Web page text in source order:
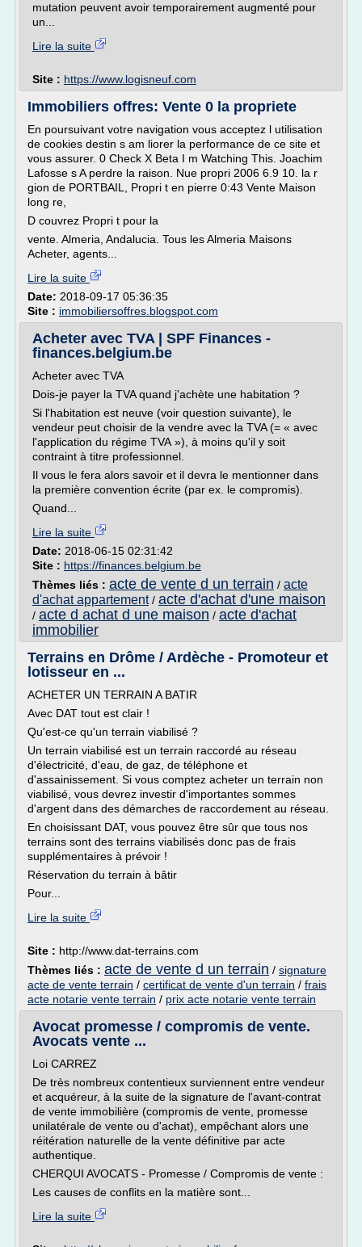
mutation peuvent avoir temporairement augmenté pour
un...
Lire la suite
Site : https://www.logisneuf.com
Immobiliers offres: Vente 0 la propriete
En poursuivant votre navigation vous acceptez l utilisation
de cookies destin s am liorer la performance de ce site et
vous assurer. 0 Check X Beta I m Watching This. Joachim
Lafosse s A perdre la raison. Nue propri 2006 6.9 10. la r
gion de PORTBAIL, Propri t en pierre 0:43 Vente Maison
long re,
D couvrez Propri t pour la
vente. Almeria, Andalucia. Tous les Almeria Maisons
Acheter, agents...
Lire la suite
Date: 2018-09-17 05:36:35
Site : immobiliersoffres.blogspot.com
Acheter avec TVA | SPF Finances -
finances.belgium.be
Acheter avec TVA
Dois-je payer la TVA quand j'achète une habitation ?
Si l'habitation est neuve (voir question suivante), le
vendeur peut choisir de la vendre avec la TVA (= « avec
l'application du régime TVA »), à moins qu'il y soit
contraint à titre professionnel.
Il vous le fera alors savoir et il devra le mentionner dans
la première convention écrite (par ex. le compromis).
Quand...
Lire la suite
Date: 2018-06-15 02:31:42
Site : https://finances.belgium.be
Thèmes liés : acte de vente d un terrain / acte
d'achat appartement/ acte d'achat d'une maison
/ acte d achat d une maison / acte d'achat
immobilier
Terrains en Drôme / Ardèche - Promoteur et
lotisseur en ...
ACHETER UN TERRAIN A BATIR
Avec DAT tout est clair !
Qu'est-ce qu'un terrain viabilisé ?
Un terrain viabilisé est un terrain raccordé au réseau
d'électricité, d'eau, de gaz, de téléphone et
d'assainissement. Si vous comptez acheter un terrain non
viabilisé, vous devrez investir d'importantes sommes
d'argent dans des démarches de raccordement au réseau.
En choisissant DAT, vous pouvez être sûr que tous nos
terrains sont des terrains viabilisés donc pas de frais
supplémentaires à prévoir !
Réservation du terrain à bâtir
Pour...
Lire la suite
Site : http://www.dat-terrains.com
Thèmes liés : acte de vente d un terrain / signature
acte de vente terrain / certificat de vente d'un terrain / frais
acte notarie vente terrain / prix acte notarie vente terrain
Avocat promesse / compromis de vente.
Avocats vente ...
Loi CARREZ
De très nombreux contentieux surviennent entre vendeur
et acquéreur, à la suite de la signature de l'avant-contrat
de vente immobilière (compromis de vente, promesse
unilatérale de vente ou d'achat), empêchant alors une
réitération naturelle de la vente définitive par acte
authentique.
CHERQUI AVOCATS - Promesse / Compromis de vente :
Les causes de conflits en la matière sont...
Lire la suite